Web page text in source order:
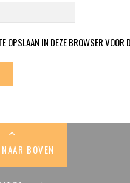
OPSLAAN IN DEZE BROWSER VOOR
BOVEN